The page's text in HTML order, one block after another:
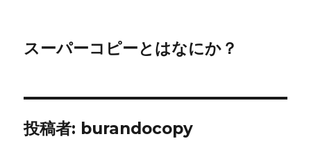
スーパーコピーとはなにか？
投稿者: burandocopy